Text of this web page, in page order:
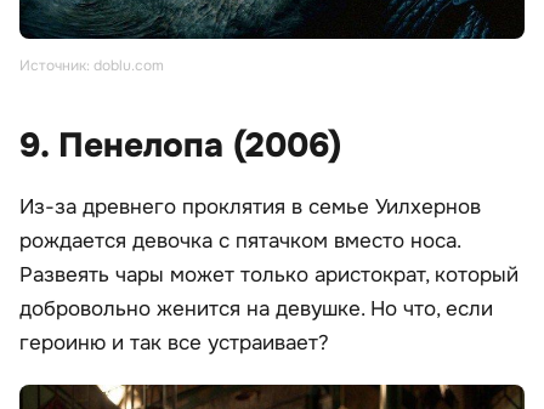
Источник: doblu.com
9. Пенелопа (2006)
Из-за древнего проклятия в семье Уилхернов
рождается девочка с пятачком вместо носа.
Развеять чары может только аристократ, который
добровольно женится на девушке. Но что, если
героиню и так все устраивает?